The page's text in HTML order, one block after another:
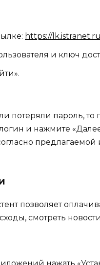
https://
и ключ
потеряли пароль, то
и нажмите
предлагаемой
позволяет
смотреть
нажать